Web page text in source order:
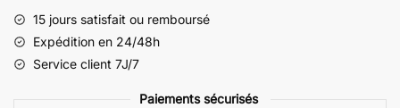
15 jours satisfait ou remboursé
Expédition en 24/48h
Service client 7J/7
Paiements sécurisés